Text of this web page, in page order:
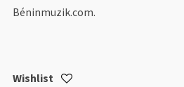
Béninmuzik.com.
Wishlist